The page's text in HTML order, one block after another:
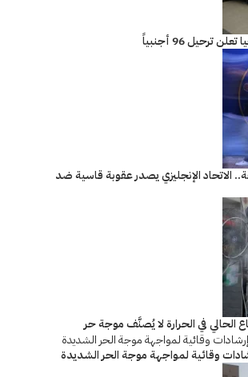
ترحيل 96 أجنبياً
بـ74 مخالفة.. الاتحاد الإنجليزي يصدر عقوبة قاسية ضد
الحالي في الحرارة لا يُصنَّف موجة حر
وقائية لمواجهة موجة الحر الشديدة